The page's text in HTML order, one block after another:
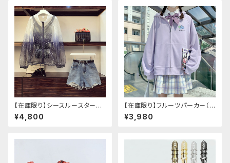
【在庫限り】シースルースターリ
ージャケットデニムパンツセット
アップ
¥4,800
【在庫限り】フルーツパーカー（ブ
ルべリ、ブドウ、キウイ、チェリー、
ぶどう
¥3,980